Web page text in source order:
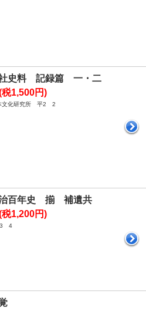
社史料 記録篇 一・二
1,500円)
文化研究所 平2 2
治百年史 揃 補遺共
1,200円)
4